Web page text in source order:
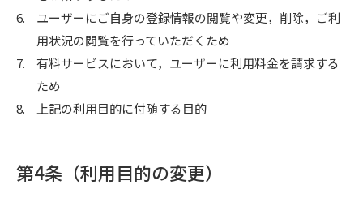
6.
ユーザーにご自身の登録情報の閲覧や変更，削除，ご利
用状況の閲覧を行っていただくため
7.
有料サービスにおいて，ユーザーに利用料金を請求する
ため
8.
上記の利用目的に付随する目的
第4条（利用目的の変更）